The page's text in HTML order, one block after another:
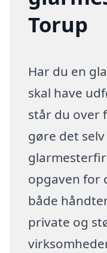
Torup
Har du en
skal have
står du over
gøre det
opgaven for
både
private og